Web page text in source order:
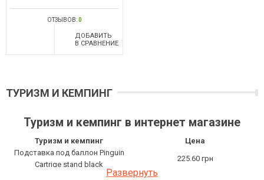
ОТЗЫВОВ:0
ДОБАВИТЬ
В СРАВНЕНИЕ
ТУРИЗМ И КЕМПИНГ
Туризм и кемпинг в интернет магазине
Туризм и кемпинг
Цена
Подставка под баллон Pinguin
Cartrige stand black
225.60 грн
Стакан Light My Fire Pack-up-BottleРазвернуть